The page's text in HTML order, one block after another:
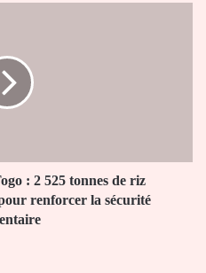
: 2 525 tonnes de riz
renforcer la sécurité